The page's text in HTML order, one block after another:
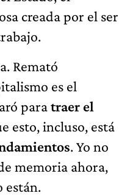
creada por el ser
Remató
es el
paratraer el
esto, incluso, está
. Yo no
memoria ahora,
están.